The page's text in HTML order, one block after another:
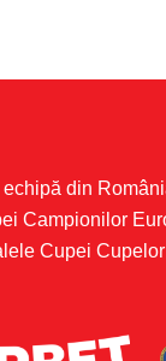
din
Campionilor
Cupei